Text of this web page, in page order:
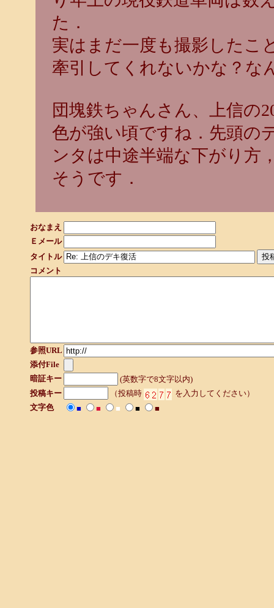
た．
実はまだ一度も撮影したこ
牽引してくれないかな？な
団塊鉄ちゃんさん、上信の
色が強い頃ですね．先頭の
ンタは中途半端な下がり方
そうです．
おなまえ
Ｅメール
タイトル
コメント
参照URL
添付File
暗証キー
(英数字で8文字以内)
投稿キー
（投稿時
を入力してください）
文字色
■ ■ ■ ■ ■